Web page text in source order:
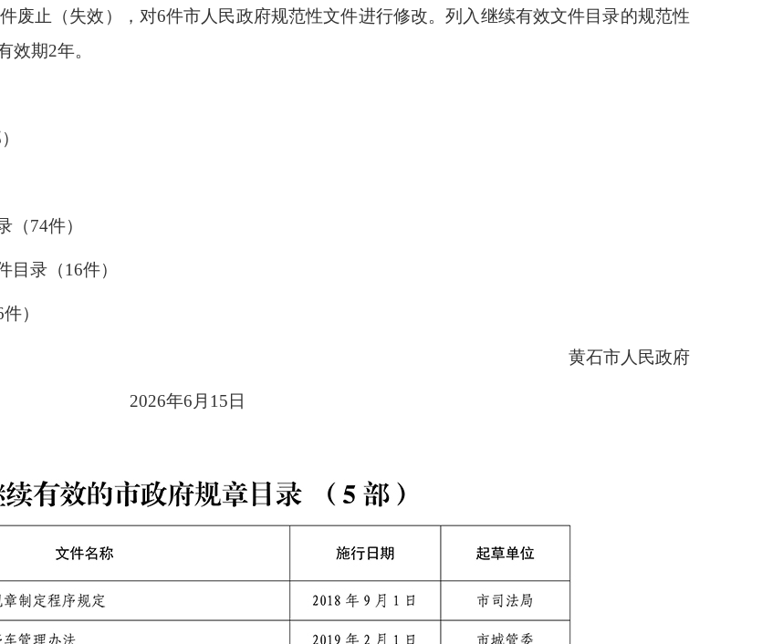
废止（失效），对6件市人民政府规范性文件进行修改。列入继续有效文件目录的规范性
效期2年。
74件）
录（16件）
）
黄石市人民政府
2026年6月15日